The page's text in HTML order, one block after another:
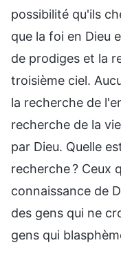
possibilité qu'ils
que la foi en Dieu
de prodiges et la
troisième ciel.
la recherche de
recherche de la
par Dieu. Quelle
recherche ? Ceux
connaissance de
des gens qui ne
gens qui